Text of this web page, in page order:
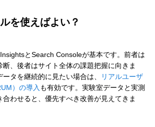
を使えばよい？
とSearch Consoleが基本です。前者は
、後者はサイト全体の課題把握に向きま
タを継続的に見たい場合は、
リアルユーザ
）の導入 も有効です。実験室データと実測
わせると、優先すべき改善が見えてきま